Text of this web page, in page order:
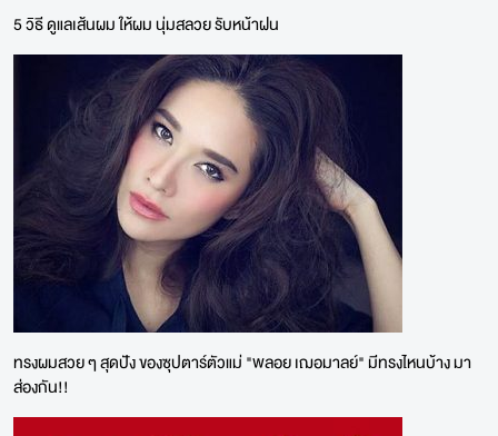
5 วิธี ดูแลเส้นผม ให้ผม นุ่มสลวย รับหน้าฝน
ทรงผมสวย ๆ สุดปัง ของซุปตาร์ตัวแม่ "พลอย เฌอมาลย์" มีทรงไหนบ้าง มา
ส่องกัน!!